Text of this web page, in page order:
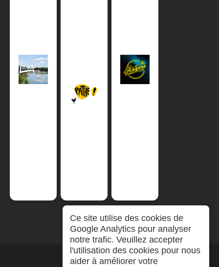
Ce site utilise des cookies de
Google Analytics pour analyser
notre trafic. Veuillez accepter
l'utilisation des cookies pour nous
aider à améliorer votre